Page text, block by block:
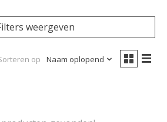
weergeven
op Naam oplopend